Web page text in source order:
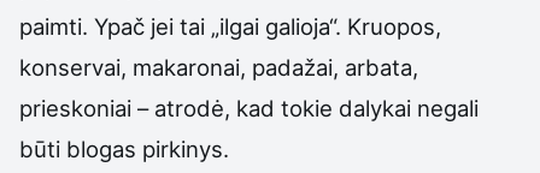
paimti. Ypač jei tai „ilgai galioja“. Kruopos,
konservai, makaronai, padažai, arbata,
prieskoniai – atrodė, kad tokie dalykai negali
būti blogas pirkinys.